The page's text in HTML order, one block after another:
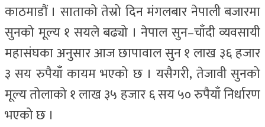
काठमाडौं । साताको तेस्रो दिन मंगलबार नेपाली बजारमा
सुनको मूल्य १ सयले बढ्यो । नेपाल सुन–चाँदी व्यवसायी
महासंघका अनुसार आज छापावाल सुन १ लाख ३६ हजार
३ सय रुपैयाँ कायम भएको छ । यसैगरी, तेजावी सुनको
मूल्य तोलाको १ लाख ३५ हजार ६ सय ५० रुपैयाँ निर्धारण
भएको छ ।